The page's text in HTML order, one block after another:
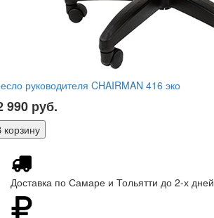
руководителя CHAIRMAN 416 эко
990 руб.
Доставка по Самаре и Тольятти до 2-х дней